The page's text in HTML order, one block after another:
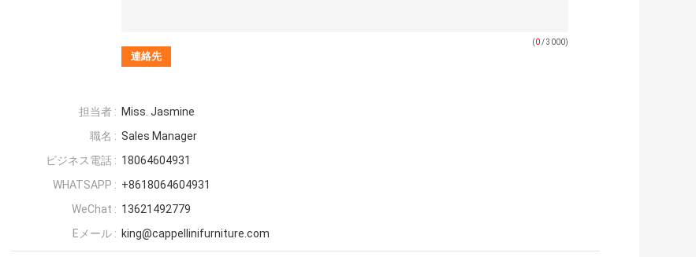
(0/ 3000)
担当者 : Miss. Jasmine
職名 : Sales Manager
ビジネス電話 : 18064604931
WHATSAPP : +8618064604931
WeChat : 13621492779
Eメール : king@cappellinifurniture.com